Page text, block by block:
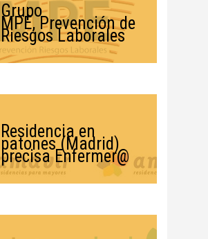
Grupo
MPE, Prevención de
Riesgos Laborales
Residencia en
patones (Madrid)
precisa Enfermer@